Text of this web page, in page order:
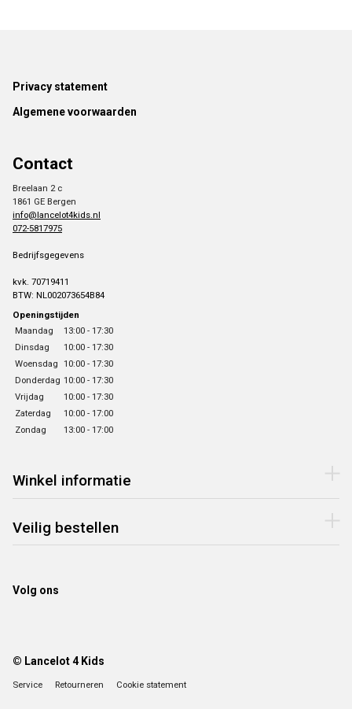
Footer
Privacy statement
Algemene voorwaarden
Contact
Breelaan 2 c
1861 GE Bergen
info@lancelot4kids.nl
072-5817975
Bedrijfsgegevens
kvk. 70719411
BTW: NL002073654B84
Openingstijden
Maandag
13:00 - 17:30
Dinsdag
10:00 - 17:30
Woensdag 10:00 - 17:30
Donderdag 10:00 - 17:30
Vrijdag
10:00 - 17:30
Zaterdag
10:00 - 17:00
Zondag
13:00 - 17:00
Winkel informatie
Veilig bestellen
Volg ons
© Lancelot 4 Kids
Service Retourneren Cookie statement